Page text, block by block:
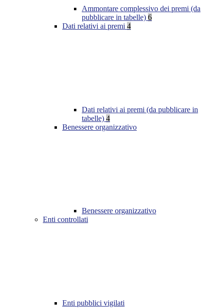
Ammontare complessivo dei premi (da
pubblicare in tabelle) 6
Dati relativi ai premi 4
Dati relativi ai premi (da pubblicare in
tabelle) 4
Benessere organizzativo
Benessere organizzativo
Enti controllati
Enti pubblici vigilati